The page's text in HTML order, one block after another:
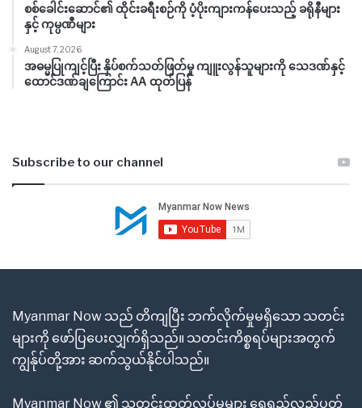
စစ်ခေါင်းဆောင်၏ ထိုင်းခရီးစဉ်ကို ပံ့ပိုးကျားကန်ပေးသည့် ခရိုနီများ
နှင့် ကုမ္ပဏီများ
August 7, 2026
အဓမ္မပြုကျင့်ပြီး နှိပ်စက်သတ်ဖြတ်မှု ကျူးလွန်သူများကို သေဒဏ်နှင့်
ထောင်ဒဏ်ချကြောင်း AA ထုတ်ပြန်
Subscribe to our channel
Myanmar Now သည် တိကျပြီး ဘက်လိုက်မှုမရှိသော သတင်း
များကို ဖော်ပြပေးလျှက်ရှိသည်။ သတင်းကိစ္စရပ်များအတွက်
ကျွန်ုပ်တို့အား ဆက်သွယ်နိုင်ပါသည်။
Myanmar Now ၏ သတင်းထုတ်လုပ်မှုများ ရေရှည်လည်ပတ်